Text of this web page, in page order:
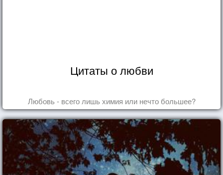
Цитаты о любви
Любовь - всего лишь химия или нечто большее?